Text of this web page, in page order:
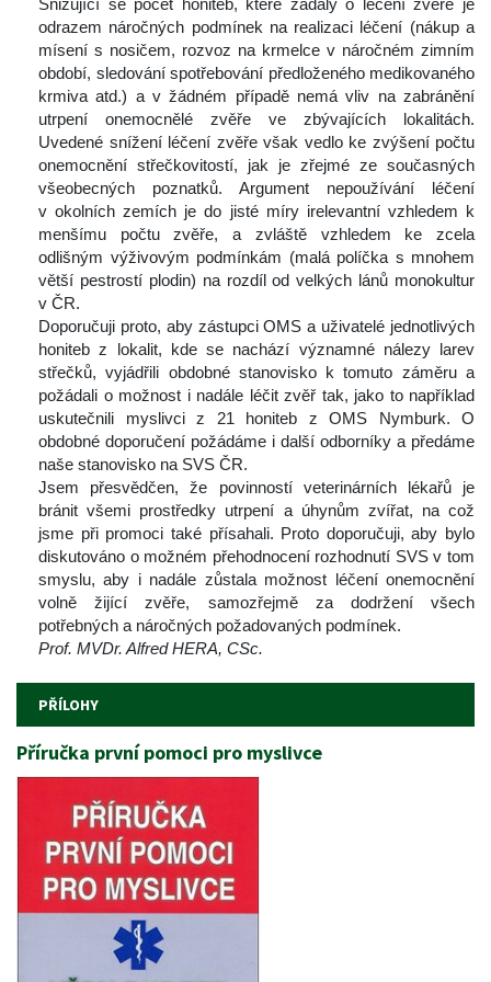
Snižující se počet honiteb, které žádaly o léčení zvěře je
odrazem náročných podmínek na realizaci léčení (nákup a
mísení s nosičem, rozvoz na krmelce v náročném zimním
období, sledování spotřebování předloženého medikovaného
krmiva atd.) a v žádném případě nemá vliv na zabránění
utrpení onemocnělé zvěře ve zbývajících lokalitách.
Uvedené snížení léčení zvěře však vedlo ke zvýšení počtu
onemocnění střečkovitostí, jak je zřejmé ze současných
všeobecných poznatků. Argument nepoužívání léčení
v okolních zemích je do jisté míry irelevantní vzhledem k
menšímu počtu zvěře, a zvláště vzhledem ke zcela
odlišným výživovým podmínkám (malá políčka s mnohem
větší pestrostí plodin) na rozdíl od velkých lánů monokultur
v ČR.
Doporučuji proto, aby zástupci OMS a uživatelé jednotlivých
honiteb z lokalit, kde se nachází významné nálezy larev
třečků, vyjádřili obdobné stanovisko k tomuto záměru a
požádali o možnost i nadále léčit zvěř tak, jako to například
uskutečnili myslivci z 21 honiteb z OMS Nymburk. O
obdobné doporučení požádáme i další odborníky a předáme
naše stanovisko na SVS ČR.
Jsem přesvědčen, že povinností veterinárních lékařů je
bránit všemi prostředky utrpení a úhynům zvířat, na což
jsme při promoci také přísahali. Proto doporučuji, aby bylo
diskutováno o možném přehodnocení rozhodnutí SVS v tom
myslu, aby i nadále zůstala možnost léčení onemocnění
volně žijící zvěře, samozřejmě za dodržení všech
potřebných a náročných požadovaných podmínek.
Prof. MVDr. Alfred HERA, CSc.
PŘÍLOHY
Příručka první pomoci pro myslivce